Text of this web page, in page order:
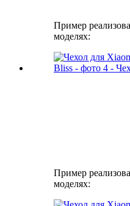
Пример
моделях:
Пример
моделях: